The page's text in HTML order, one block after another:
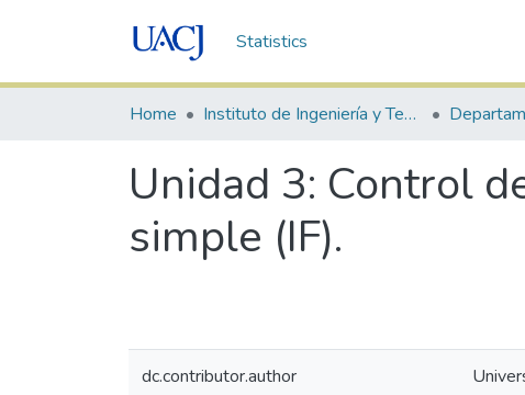
Statistics
Home Instituto de Ingeniería y Tecnología
Unidad 3: Control
simple (IF).
dc.contributor.author